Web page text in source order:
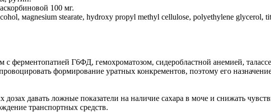
100 мг.
мagnesium stearate, hydroxy propyl methyl cellulose, рolyethylene
ферментопатией Г6ФД, гемохроматозом, сидеробластной анемией,
формирование уратных конкрементов, поэтому его
давать ложные показатели на наличие сахара в моче и снижать
транспортных средств.